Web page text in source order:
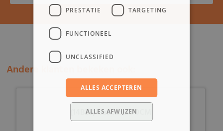
Andere klanten bekeken ook:
(14B2a) Gaskabel 70CM
PRESTATIE TARGETING
FUNCTIONEEL
UNCLASSIFIED
ALLES ACCEPTEREN
ALLES AFWIJZEN